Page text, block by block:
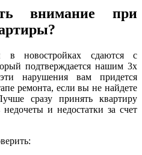
внимание при
новостройках сдаются с
подтверждается нашим 3х
нарушения вам придется
ремонта, если вы не найдете
сразу принять квартиру
и недостатки за счет